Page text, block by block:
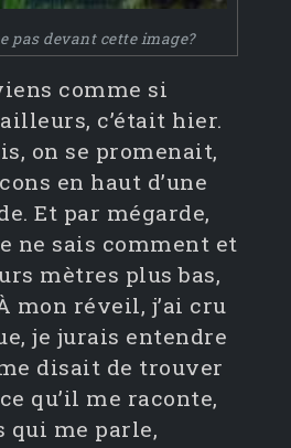
pas devant cette image?
comme si
c’était hier.
on se promenait,
en haut d’une
Et par mégarde,
ne sais comment et
mètres plus bas,
mon réveil, j’ai cru
je jurais entendre
disait de trouver
ce qu’il me raconte,
qui me parle,